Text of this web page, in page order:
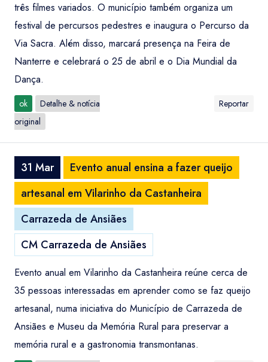
três filmes variados. O município também organiza um
festival de percursos pedestres e inaugura o Percurso da
Via Sacra. Além disso, marcará presença na Feira de
Nanterre e celebrará o 25 de abril e o Dia Mundial da
Dança.
ok
Detalhe & notícia
original
Reportar
31 Mar
Evento anual ensina a fazer queijo
artesanal em Vilarinho da Castanheira
Carrazeda de Ansiães
CM Carrazeda de Ansiães
Evento anual em Vilarinho da Castanheira reúne cerca de
35 pessoas interessadas em aprender como se faz queijo
artesanal, numa iniciativa do Município de Carrazeda de
Ansiães e Museu da Memória Rural para preservar a
memória rural e a gastronomia transmontanas.